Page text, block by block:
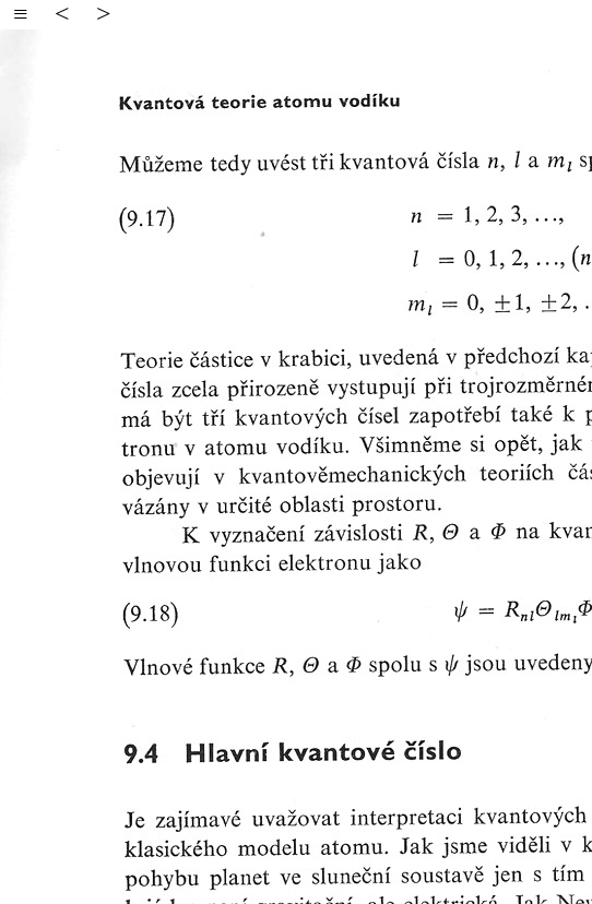
≡ < >